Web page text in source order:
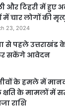
और टिहरी में
में चार लोगों की
23, 2024
से पहले उत्तराखंड
कर सकेंगे आवेदन
के हमले में
के मामलों में
राशि